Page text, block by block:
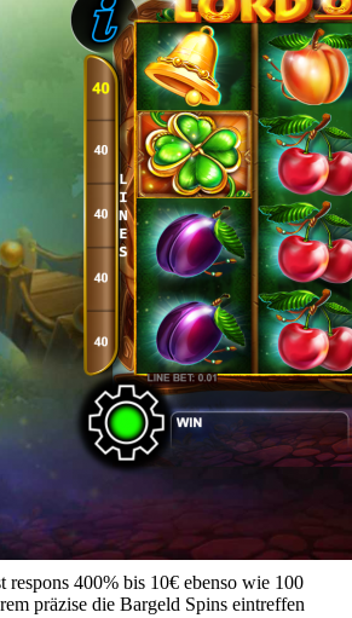
respons 400% bis 10€ ebenso wie 100
präzise die Bargeld Spins eintreffen